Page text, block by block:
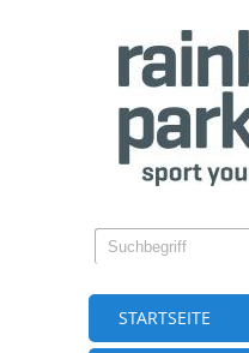
STARTSEITE